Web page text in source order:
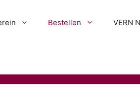
Bestellen VERN